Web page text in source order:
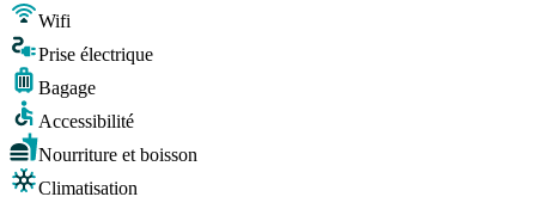
Wifi
Prise électrique
Bagage
Accessibilité
Nourriture et boisson
Climatisation